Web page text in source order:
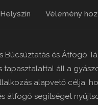
Helyszín Vélemény
Búcsúztatás és Átfogó
tapasztalattal áll a
alapvető célja,
átfogó segítséget